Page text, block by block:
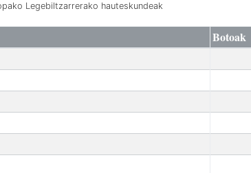
Legebiltzarrerako hauteskundeak
Botoak